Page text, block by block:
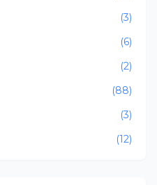
(3)
(6)
(2)
(88)
(3)
(12)